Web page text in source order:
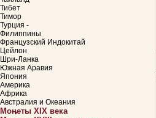
Тибет
Тимор
Турция -
Филиппины
Французский Индокитай
Цейлон
Шри-Ланка
Южная Аравия
Япония
Америка
Африка
Австралия и Океания
Монеты XIX века